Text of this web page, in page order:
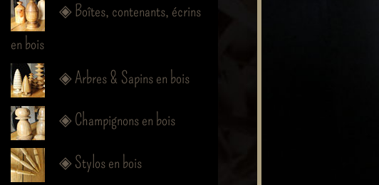
◈ Boîtes, contenants, écrins
en bois
◈ Arbres & Sapins en bois
◈ Champignons en bois
◈ Stylos en bois